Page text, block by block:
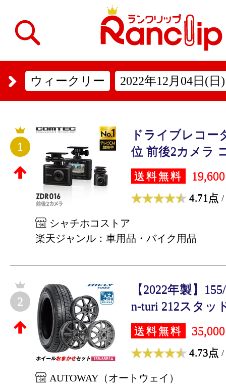
ウィークリー 2022年12月04日(日)
1
ドライブレコー
位 前後2カメラ
送料無料
4.71点 /
シャチホコストア
楽天ジャンル：車用品・バイク用品
2
【2022年製】
n-turi 212スタッ
送料無料
4.73点 /
AUTOWAY（オートウェイ）